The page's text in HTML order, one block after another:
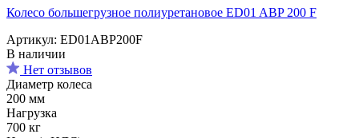
Колесо большегрузное полиуретановое ED01 ABP 200 F
Артикул: ED01ABP200F
В наличии
Нет отзывов
Диаметр колеса
200 мм
Нагрузка
700 кг